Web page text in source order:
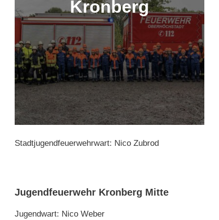
Kronberg
Stadtjugendfeuerwehrwart: Nico Zubrod
Jugendfeuerwehr Kronberg Mitte
Jugendwart: Nico Weber